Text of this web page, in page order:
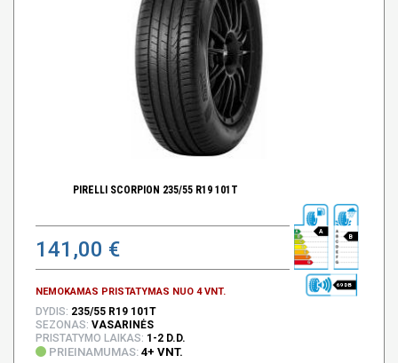
PIRELLI SCORPION 235/55 R19 101T
141,00 €
NEMOKAMAS PRISTATYMAS NUO 4 VNT.
A
B
69 DB
DYDIS: 235/55 R19 101T
SEZONAS: VASARINĖS
PRISTATYMO LAIKAS: 1-2 D.D.
PRIEINAMUMAS: 4+ VNT.